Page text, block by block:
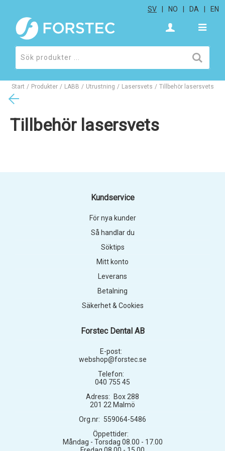
SV NO DA EN
Start / Produkter / LABB / Utrustning / Lasersvets / Tillbehör lasersvets
Tillbehör lasersvets
Forstec Dental AB
E-post:
webshop@forstec.se
Telefon:
040 755 45
Adress:
Box 288
201 22 Malmö
Org.nr: 559064-5486
Öppettider:
Måndag - Torsdag 08.00 - 17.00
Kundservice
För nya kunder
Så handlar du
Söktips
Mitt konto
Leverans
Betalning
Säkerhet & Cookies